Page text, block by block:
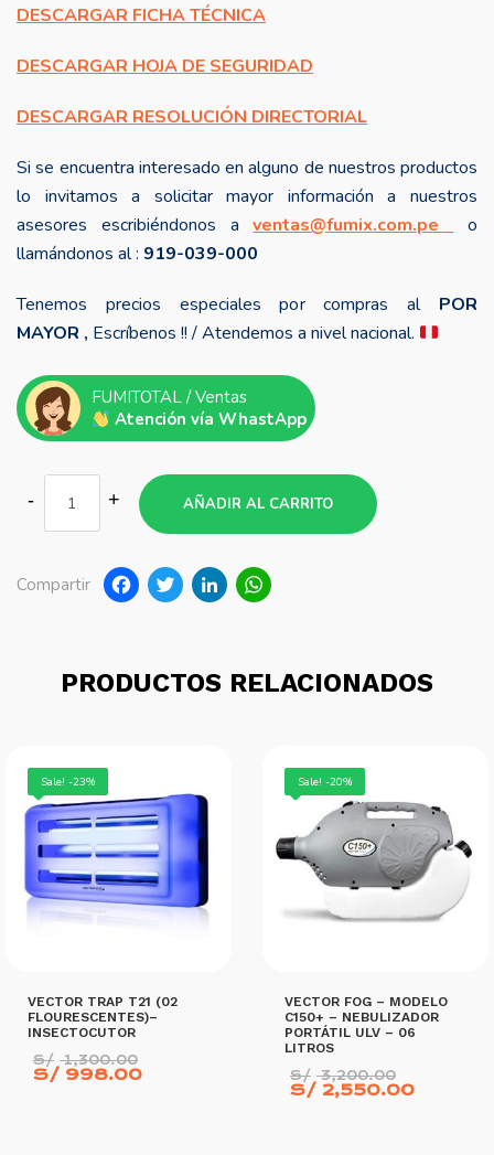
DESCARGAR FICHA TÉCNICA
DESCARGAR HOJA DE SEGURIDAD
DESCARGAR RESOLUCIÓN DIRECTORIAL
Si se encuentra interesado en alguno de nuestros productos
lo invitamos a solicitar mayor información a nuestros
asesores escribiéndonos aventas@fumix.com.pe
o
llamándonos al : 919-039-000
Tenemos precios especiales por compras alPOR
MAYOR , Escríbenos !! / Atendemos a nivel nacional.
FUMITOTAL / Ventas
Atención vía WhastApp
AÑADIR AL CARRITO
Compartir Facebook
TwitterLinkedIn
PRODUCTOS RELACIONADOS
Sale! -23%
VECTOR TRAP T21 (02
FLOURESCENTES)–
INSECTOCUTOR
S/ 1,300.00
S/ 998.00
Sale! -20%
VECTOR FOG – MODELO
C150+ – NEBULIZADOR
PORTÁTIL ULV – 06
LITROS
S/ 3,200.00
precio
S/2,550.00